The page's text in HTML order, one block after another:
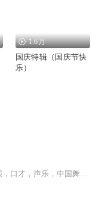
1.6万
国庆特辑（国庆节快
乐）